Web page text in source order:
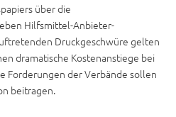
über die
Hilfsmittel-Anbieter-
Druckgeschwüre gelten
dramatische Kostenanstiege bei
Forderungen der Verbände sollen
beitragen.